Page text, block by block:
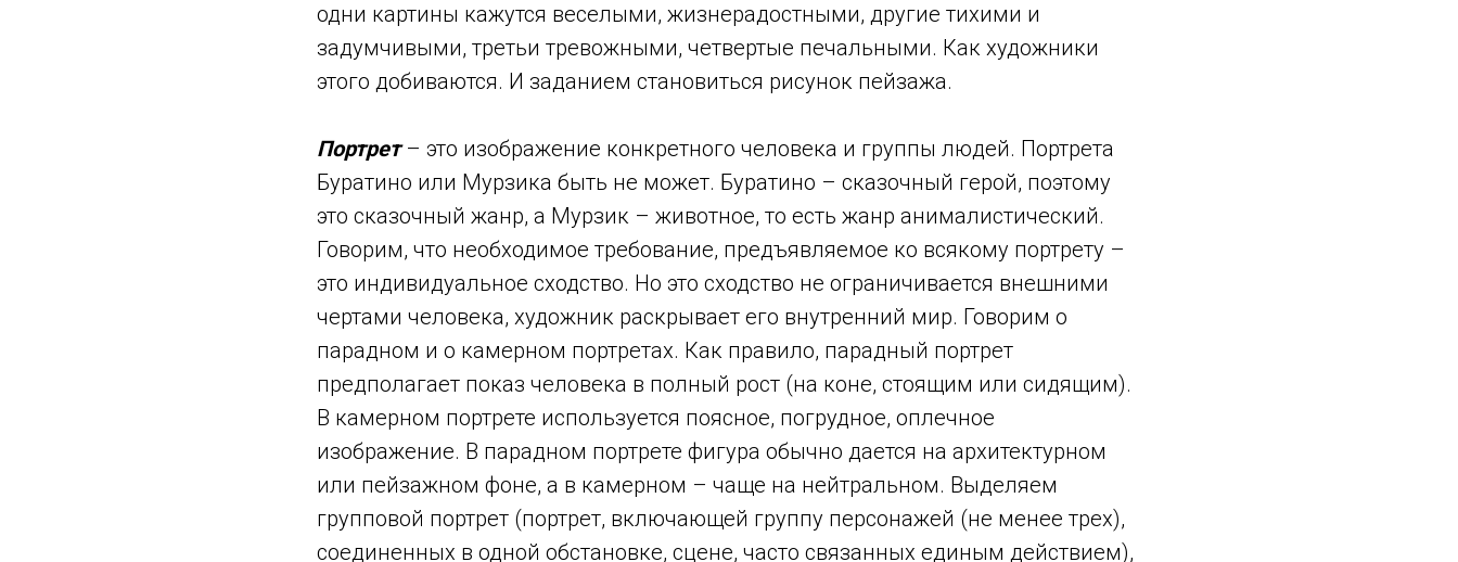
одни картины кажутся веселыми, жизнерадостными, другие тихими и
задумчивыми, третьи тревожными, четвертые печальными. Как художники
этого добиваются. И заданием становиться рисунок пейзажа.
Портрет– это изображение конкретного человека и группы людей. Портрета
Буратино или Мурзика быть не может. Буратино – сказочный герой, поэтому
это сказочный жанр, а Мурзик – животное, то есть жанр анималистический.
Говорим, что необходимое требование, предъявляемое ко всякому портрету –
это индивидуальное сходство. Но это сходство не ограничивается внешними
чертами человека, художник раскрывает его внутренний мир. Говорим о
парадном и о камерном портретах. Как правило, парадный портрет
предполагает показ человека в полный рост (на коне, стоящим или сидящим).
В камерном портрете используется поясное, погрудное, оплечное
изображение. В парадном портрете фигура обычно дается на архитектурном
или пейзажном фоне, а в камерном – чаще на нейтральном. Выделяем
групповой портрет (портрет, включающей группу персонажей (не менее трех),
соединенных в одной обстановке, сцене, часто связанных единым действием),